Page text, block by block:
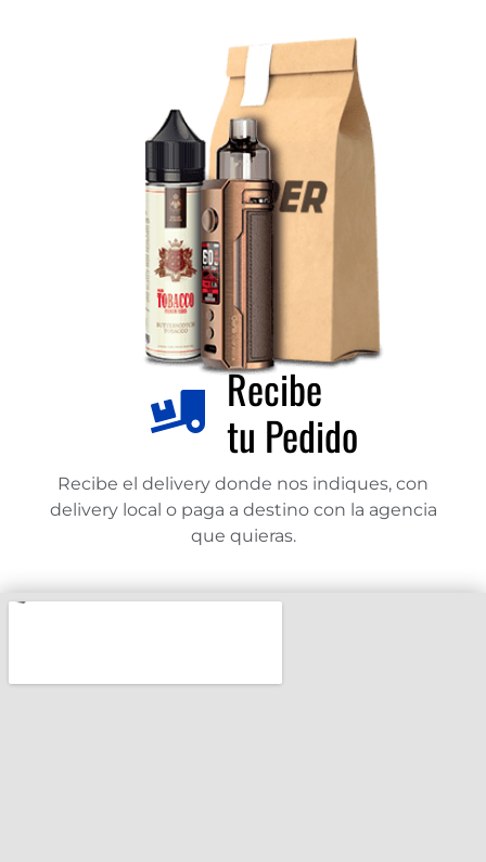
Recibe
tu Pedido
Recibe el delivery donde nos indiques, con
delivery local o paga a destino con la agencia
que quieras.